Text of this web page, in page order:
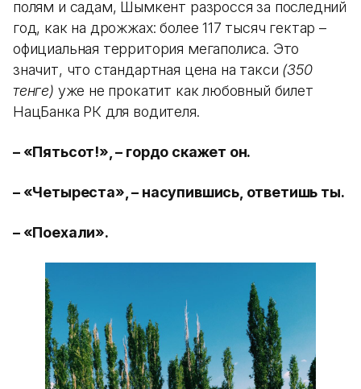
полям и садам, Шымкент разросся за последний
год, как на дрожжах: более 117 тысяч гектар –
официальная территория мегаполиса. Это
значит, что стандартная цена на такси (350
тенге) уже не прокатит как любовный билет
НацБанка РК для водителя.
– «Пятьсот!», – гордо скажет он.
– «Четыреста», – насупившись, ответишь ты.
– «Поехали».